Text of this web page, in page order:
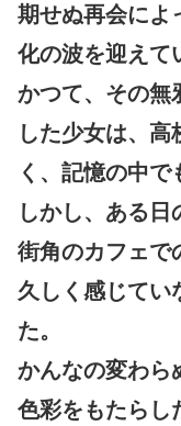
期せぬ再会によ
化の波を迎えて
かつて、その無
した少女は、
く、記憶の中で
しかし、ある日
街角のカフェで
久しく感じてい
た。
かんなの変わら
色彩をもたらし